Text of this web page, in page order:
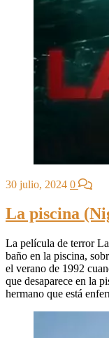
30 julio, 2024 0
La piscina
La película de terror
baño en la piscina,
el verano de 1992
que desaparece en la
hermano que está